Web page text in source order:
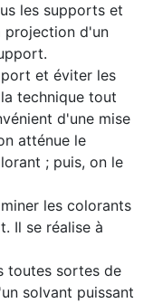
les supports et
projection d'un
et éviter les
technique tout
d'une mise
atténue le
; puis, on le
les colorants
Il se réalise à
toutes sortes de
solvant puissant